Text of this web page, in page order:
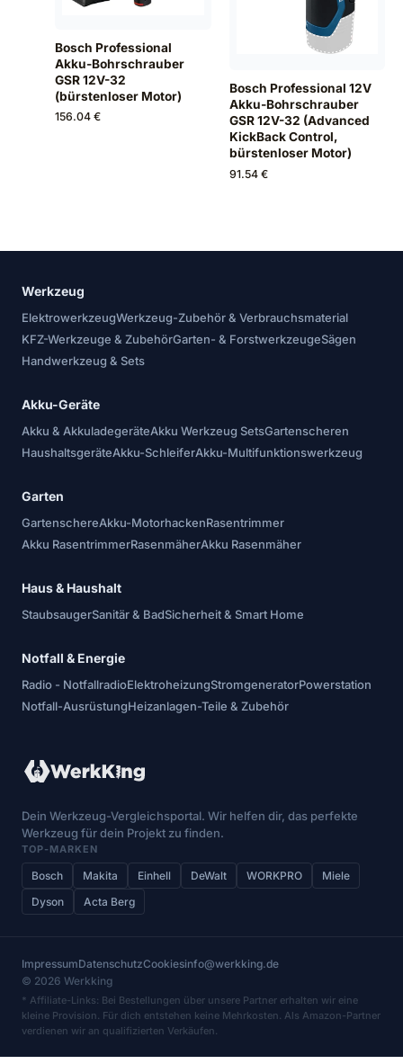
Bosch Professional
Akku-Bohrschrauber
GSR 12V-32
(bürstenloser Motor)
156.04 €
Bosch Professional 12V
Akku-Bohrschrauber
GSR 12V-32 (Advanced
KickBack Control,
bürstenloser Motor)
91.54 €
Werkzeug
ElektrowerkzeugWerkzeug-Zubehör & Verbrauchsmaterial
KFZ-Werkzeuge & ZubehörGarten- & ForstwerkzeugeSägen
Handwerkzeug & Sets
Akku-Geräte
Akku & AkkuladegeräteAkku Werkzeug SetsGartenscheren
HaushaltsgeräteAkku-SchleiferAkku-Multifunktionswerkzeug
Garten
GartenschereAkku-MotorhackenRasentrimmer
Akku RasentrimmerRasenmäherAkku Rasenmäher
Haus & Haushalt
StaubsaugerSanitär & BadSicherheit & Smart Home
Notfall & Energie
Radio - NotfallradioElektroheizungStromgeneratorPowerstation
Notfall-AusrüstungHeizanlagen-Teile & Zubehör
Dein Werkzeug-Vergleichsportal. Wir helfen dir, das perfekte
Werkzeug für dein Projekt zu finden.
TOP-MARKEN
Bosch Makita Einhell DeWalt WORKPRO
Miele
Dyson
Acta Berg
ImpressumDatenschutzCookiesinfo@werkking.de
© 2026 Werkking
* Affiliate-Links: Bei Bestellungen über unsere Partner erhalten wir eine
kleine Provision. Für dich entstehen keine Mehrkosten. Als Amazon-Partner
verdienen wir an qualifizierten Verkäufen.